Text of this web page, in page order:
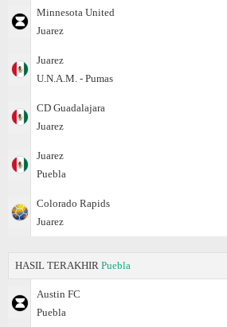
Minnesota United
Juаrez
Juаrez
U.N.A.M. - Pumas
CD Guadalajara
Juаrez
Juаrez
Puebla
Colorado Rapids
Juаrez
HASIL TERAKHIR Puebla
Austin FC
Puebla